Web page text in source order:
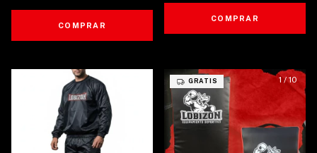
COMPRAR
COMPRAR
1/10
GRATIS